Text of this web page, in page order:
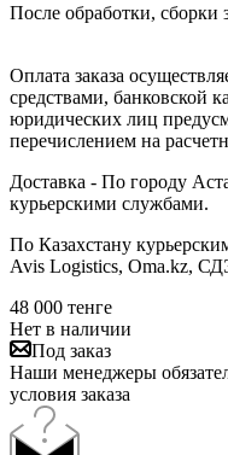
После обработки, сборки
Оплата заказа
средствами, банковской
юридических лиц
перечислением на
Доставка - По городу
курьерскими службами.
По Казахстану
Avis Logistics, Oma.kz,
48 000 тенге
Нет в наличии
Под заказ
Наши менеджеры
условия заказа